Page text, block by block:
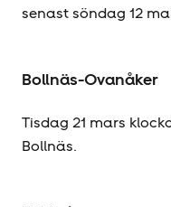
senast söndag 12
Bollnäs-Ovanåker
Tisdag 21 mars
Bollnäs.